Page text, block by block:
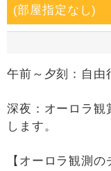
(部屋指定なし)
午前～夕刻：自由
深夜：オーロラ観
します。
【オーロラ観測の